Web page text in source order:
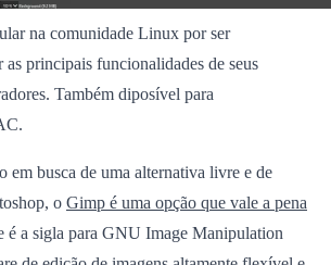
na comunidade Linux por ser
as principais funcionalidades de seus
Também diposível para
em busca de uma alternativa livre e de
o Gimp é uma opção que vale a pena
é a sigla para GNU Image Manipulation